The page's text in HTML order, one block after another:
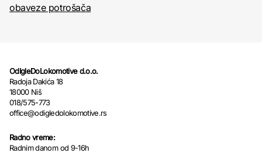
obaveze potrošača
OdIgleDoLokomotive d.o.o.
Radoja Dakića 18
18000 Niš
018/575-773
office@odigledolokomotive.rs
Radno vreme:
Radnim danom od 9-16h